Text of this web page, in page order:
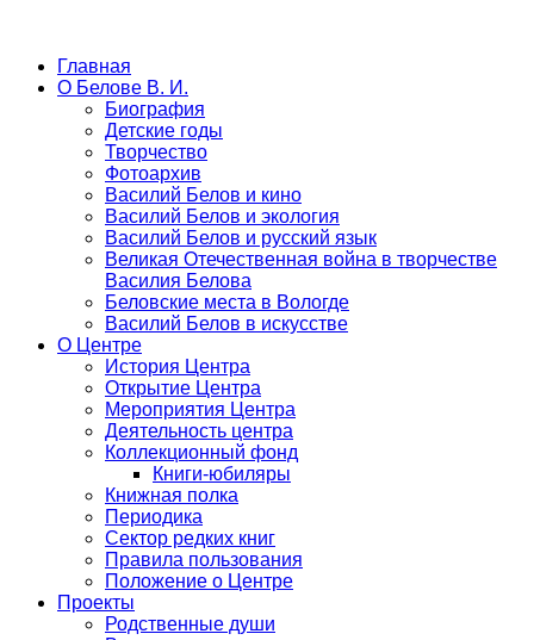
Главная
О Белове В. И.
Биография
Детские годы
Творчество
Фотоархив
Василий Белов и кино
Василий Белов и экология
Василий Белов и русский язык
Великая Отечественная война в творчестве
Василия Белова
Беловские места в Вологде
Василий Белов в искусстве
О Центре
История Центра
Открытие Центра
Мероприятия Центра
Деятельность центра
Коллекционный фонд
Книги-юбиляры
Книжная полка
Периодика
Сектор редких книг
Правила пользования
Положение о Центре
Проекты
Родственные души